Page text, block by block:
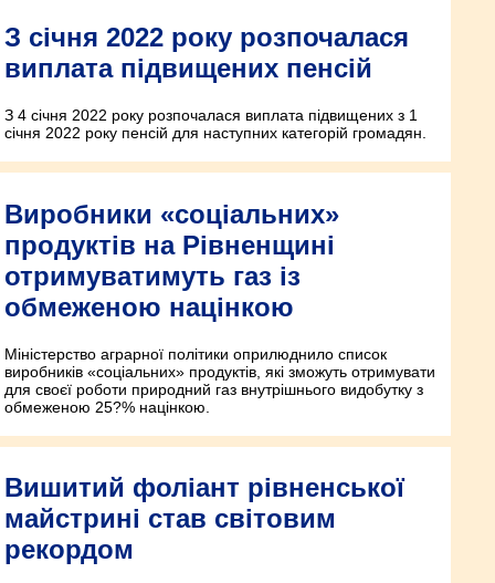
З січня 2022 року розпочалася
виплата підвищених пенсій
З 4 січня 2022 року розпочалася виплата підвищених з 1
січня 2022 року пенсій для наступних категорій громадян.
Виробники «соціальних»
продуктів на Рівненщині
отримуватимуть газ із
обмеженою націнкою
Міністерство аграрної політики оприлюднило список
виробників «соціальних» продуктів, які зможуть отримувати
для своєї роботи природний газ внутрішнього видобутку з
обмеженою 25?% націнкою.
Вишитий фоліант рівненської
майстрині став світовим
рекордом